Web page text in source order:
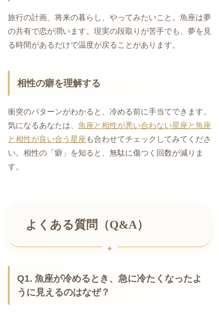
旅行の計画、将来の暮らし、やってみたいこと。魚座は夢
の共有で恋が潤います。現実の段取りが苦手でも、夢を見
る時間があるだけで温度が戻ることがあります。
相性の癖を理解する
衝突のパターンがわかると、冷める前に手当てできます。
気になるあなたは、 魚座と相性が悪い合わない星座と魚座
と相性が良い合う星座 も合わせてチェックしてみてくださ
い。相性の「癖」を知ると、無駄に傷つく回数が減りま
す。
よくある質問（Q&A）
Q1. 魚座が冷めるとき、急に冷たくなったよ
うに見えるのはなぜ？